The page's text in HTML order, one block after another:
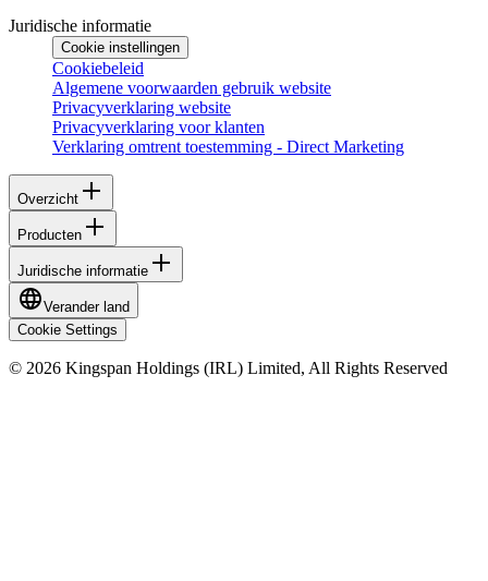
Juridische informatie
Cookie instellingen
Cookiebeleid
Algemene voorwaarden gebruik website
Privacyverklaring website
Privacyverklaring voor klanten
Verklaring omtrent toestemming - Direct Marketing
Overzicht
Producten
Juridische informatie
Verander land
Cookie Settings
© 2026 Kingspan Holdings (IRL) Limited, All Rights Reserved